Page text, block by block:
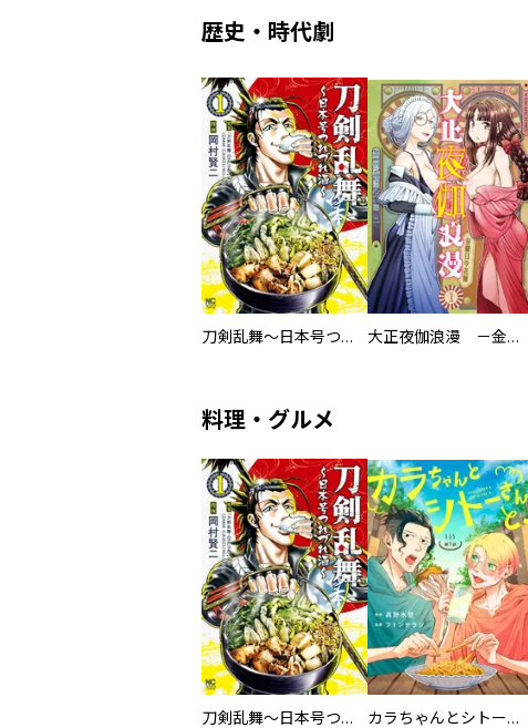
歴史・時代劇
刀剣乱舞～日本号つれづれ酒～ 大正夜伽浪漫 －金曜日の花嫁—
料理・グルメ
刀剣乱舞～日本号つれづれ酒～ カラちゃんとシトーさんと、 【分冊版】